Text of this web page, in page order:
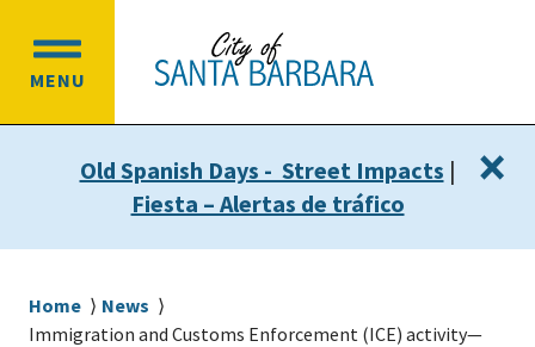
main
content
main
navigation
MENU
OPEN
MENU
Old Spanish Days - Street Impacts |
Fiesta – Alertas de tráfico
×
Breadcrumb
Home
News
Immigration and Customs Enforcement (ICE) activity—